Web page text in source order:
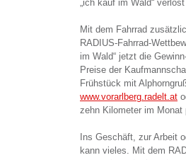
„ich kauf im Wald“
Mit dem Fahrrad
RADIUS-Fahrrad-
im Wald“ jetzt die
Preise der
Frühstück mit
www.vorarlberg.radelt.at
zehn Kilometer im Monat
Ins Geschäft, zur Arbeit
kann vieles. Mit dem